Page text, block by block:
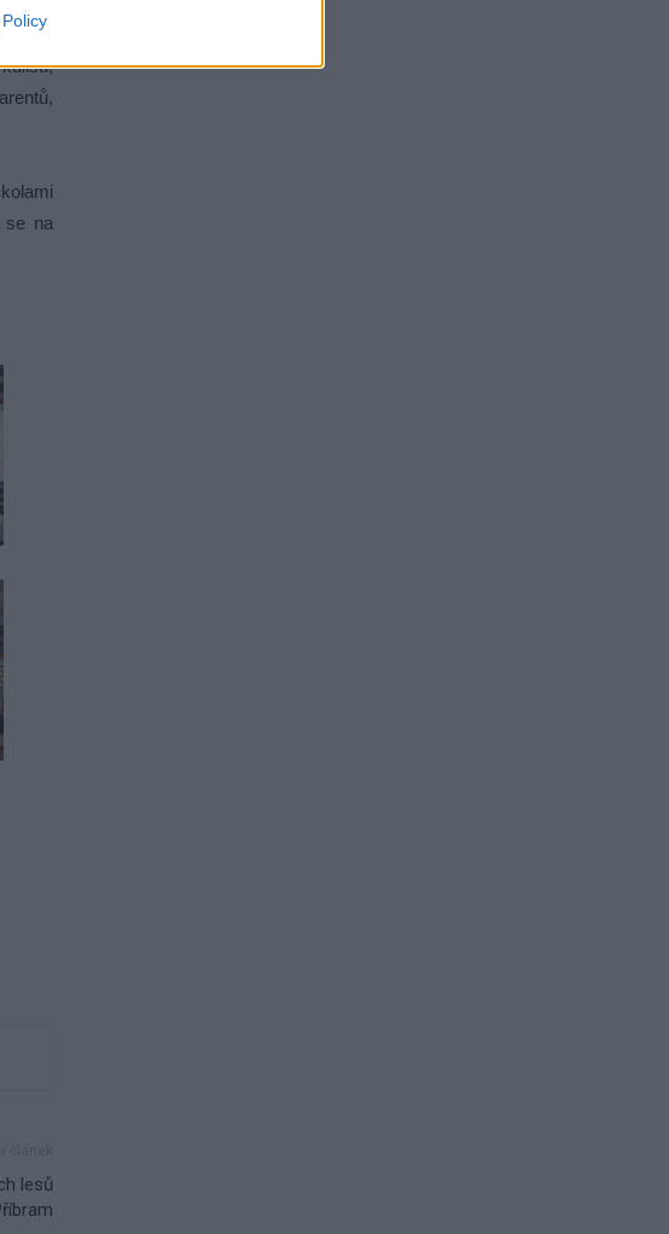
se na
lesů